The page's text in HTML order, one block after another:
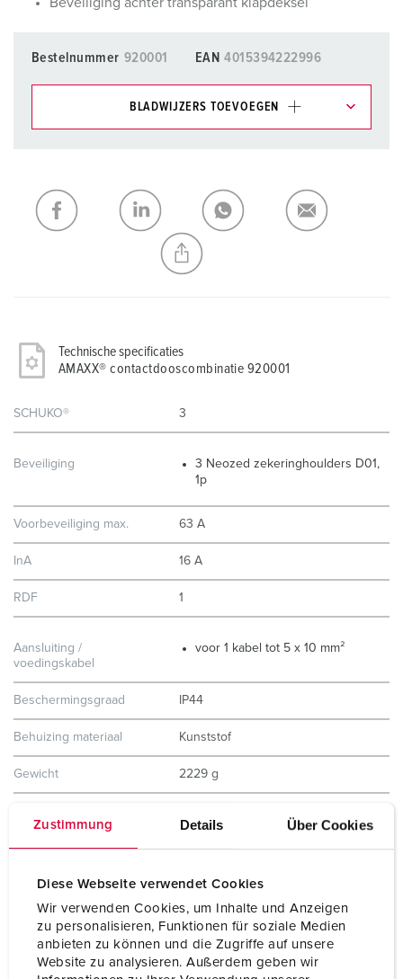
Zustimmung Details Über Cookies
Diese Webseite verwendet Cookies
Wir verwenden Cookies, um Inhalte und Anzeigen
zu personalisieren, Funktionen für soziale Medien
anbieten zu können und die Zugriffe auf unsere
Website zu analysieren. Außerdem geben wir
Bestelnummer 920001 EAN 4015394222996
BLADWIJZERS TOEVOEGEN
Mijn lijst TOEVOEGEN
NIEUW LIJST MAKEN
Technische specificaties
AMAXX® contactdooscombinatie 920001
SCHUKO® 3
Beveiliging
3 Neozed zekeringhoulders D01,
1p
Voorbeveiliging max. 63 A
InA 16 A
RDF 1
Aansluiting /
voedingskabel
voor 1 kabel tot 5 x 10 mm²
Beschermingsgraad IP44
Behuizing materiaal Kunststof
Gewicht 2229 g
Breedte 225 mm
Certificeringen EAC
Combinatie uit voorraad B